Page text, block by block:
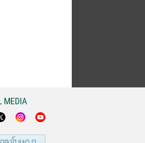
MEDIA